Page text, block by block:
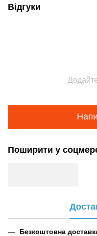
Відгуки
Поширити у
Безкоштовна